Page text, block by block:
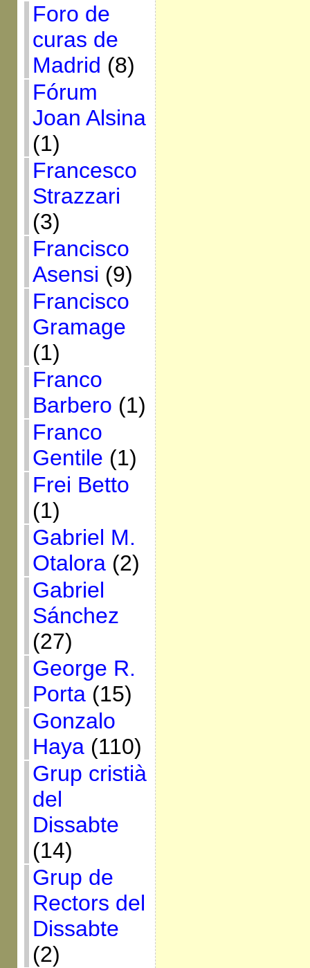
Foro de
curas de
Madrid (8)
Fórum
Joan Alsina
(1)
Francesco
Strazzari
(3)
Francisco
Asensi (9)
Francisco
Gramage
(1)
Franco
Barbero (1)
Franco
Gentile (1)
Frei Betto
(1)
Gabriel M.
Otalora(2)
Gabriel
Sánchez
(27)
George R.
Porta(15)
Gonzalo
Haya(110)
Grup cristià
del
Dissabte
(14)
Grup de
Rectors del
Dissabte
(2)